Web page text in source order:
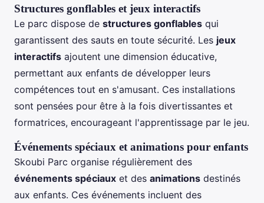
Structures gonflables et jeux interactifs
Le parc dispose de structures gonflables qui
garantissent des sauts en toute sécurité. Les jeux
interactifs ajoutent une dimension éducative,
permettant aux enfants de développer leurs
compétences tout en s'amusant. Ces installations
sont pensées pour être à la fois divertissantes et
formatrices, encourageant l'apprentissage par le jeu.
Événements spéciaux et animations pour enfants
Skoubi Parc organise régulièrement des
événements spéciaux et des animations destinés
aux enfants. Ces événements incluent des